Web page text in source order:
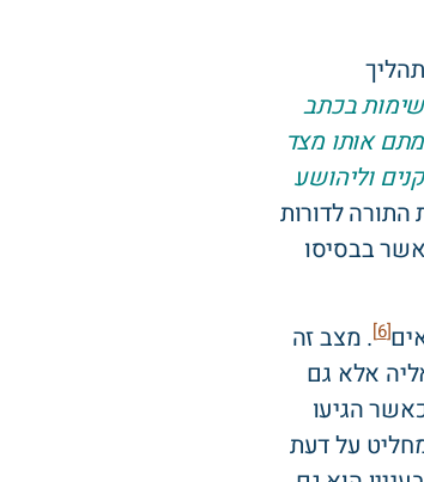
שימות בכתב
אותו מצד
וליהושע
לדורות
בבסיסו
[6] . מצב זה
אלא גם
הגיעו
על דעת